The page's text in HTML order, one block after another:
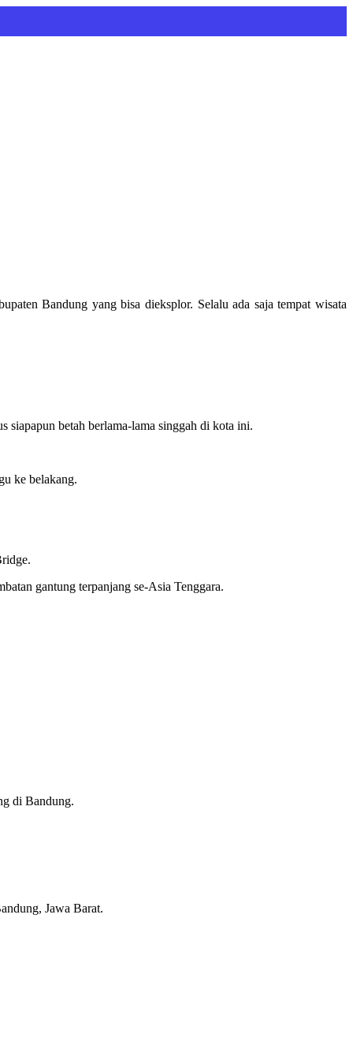
Bandung yang bisa dieksplor. Selalu ada saja tempat wisata
betah berlama-lama singgah di kota ini.
ke belakang.
gantung terpanjang se-Asia Tenggara.
di Bandung.
Jawa Barat.